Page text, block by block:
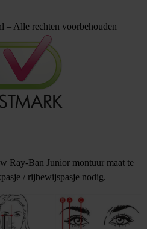
– Alle rechten voorbehouden
Ray-Ban Junior montuur maat te
/ rijbewijspasje nodig.